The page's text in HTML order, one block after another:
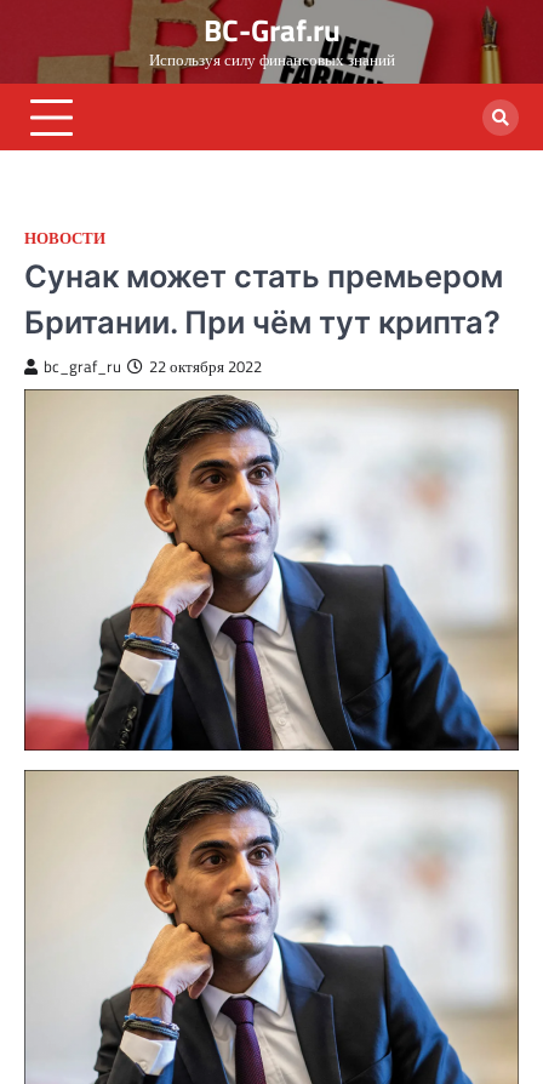
content
BC-Graf.ru
Используя силу финансовых знаний
НОВОСТИ
Сунак может стать премьером
Британии. При чём тут крипта?
bc_graf_ru 22 октября 2022